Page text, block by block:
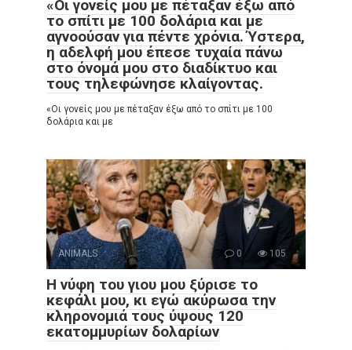
«Οι γονείς μου με πέταξαν έξω από
το σπίτι με 100 δολάρια και με
αγνοούσαν για πέντε χρόνια. Ύστερα,
η αδελφή μου έπεσε τυχαία πάνω
στο όνομά μου στο διαδίκτυο και
τους τηλεφώνησε κλαίγοντας.
«Οι γονείς μου με πέταξαν έξω από το σπίτι με 100
δολάρια και με
ANIMALS 0 105
Η νύφη του γιου μου ξύρισε το
κεφάλι μου, κι εγώ ακύρωσα την
κληρονομιά τους ύψους 120
εκατομμυρίων δολαρίων